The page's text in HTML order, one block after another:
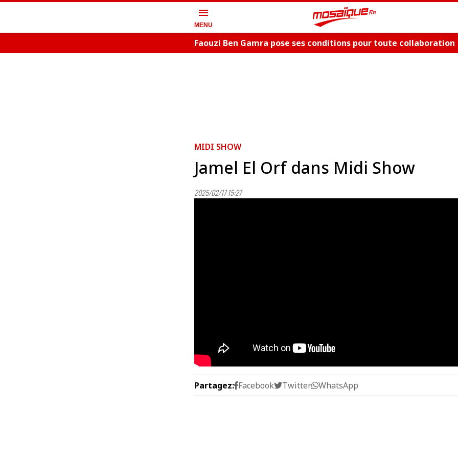
menu
MENU
Faouzi Ben Gamra pose ses conditions pour toute collaboration
MIDI SHOW
Jamel El Orf dans Midi Show
2025/02/17 15:27
Partagez: Facebook Twitter WhatsApp